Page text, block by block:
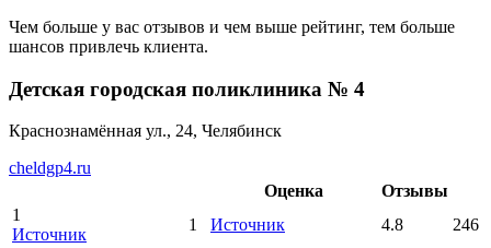
Чем больше у вас отзывов и чем выше рейтинг, тем больше
шансов привлечь клиента.
Детская городская поликлиника № 4
Краснознамённая ул., 24, Челябинск
cheldgp4.ru
Оценка
Отзывы
1
Источник
1 Источник 4.8
246